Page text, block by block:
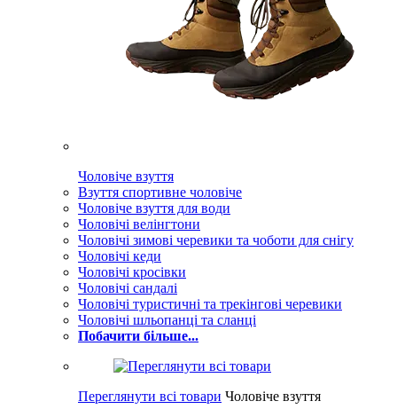
Чоловіче взуття
Взуття спортивне чоловіче
Чоловіче взуття для води
Чоловічі велінгтони
Чоловічі зимові черевики та чоботи для снігу
Чоловічі кеди
Чоловічі кросівки
Чоловічі сандалі
Чоловічі туристичні та трекінгові черевики
Чоловічі шльопанці та сланці
Побачити більше...
Переглянути всі товари Чоловіче взуття